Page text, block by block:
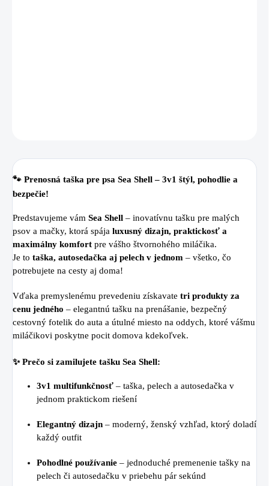
🐾 Prenosná taška pre psa Sea Shell– 3v1 štýl, pohodlie a
bezpečie!
Predstavujeme vám Sea Shell – inovatívnu tašku pre malých
psov a mačky, ktorá spája luxusný dizajn, praktickosť a
maximálny komfort pre vášho štvornohého miláčika.
Je to taška, autosedačka aj pelech v jednom – všetko, čo
potrebujete na cesty aj doma!
Vďaka premyslenému prevedeniu získavate tri produkty za
cenu jedného – elegantnú tašku na prenášanie, bezpečný
cestovný fotelik do auta a útulné miesto na oddych, ktoré vášmu
miláčikovi poskytne pocit domova kdekoľvek.
✨ Prečo si zamilujete tašku Sea Shell:
3v1 multifunkčnosť – taška, pelech a autosedačka v
jednom praktickom riešení
Elegantný dizajn – moderný, ženský vzhľad, ktorý doladí
každý outfit
Pohodlné používanie – jednoduché premenenie tašky na
pelech či autosedačku v priebehu pár sekúnd